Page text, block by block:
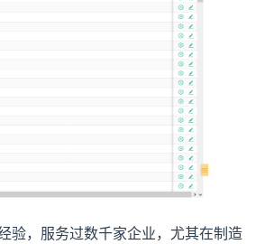
验，服务过数千家企业，尤其在制造